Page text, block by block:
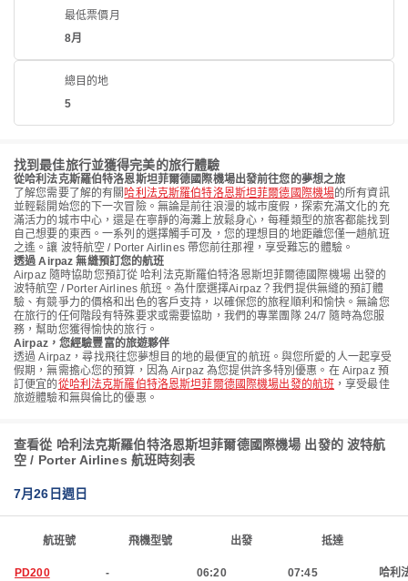
最低票價月
8月
總目的地
5
找到最佳旅行並獲得完美的旅行體驗
從哈利法克斯羅伯特洛恩斯坦菲爾德國際機場出發前往您的夢想之旅
了解您需要了解的有關哈利法克斯羅伯特洛恩斯坦菲爾德國際機場的所有資訊
並輕鬆開始您的下一次冒險。無論是前往浪漫的城市度假，探索充滿文化的充
滿活力的城市中心，還是在寧靜的海灘上放鬆身心，每種類型的旅客都能找到
自己想要的東西。一系列的選擇觸手可及，您的理想目的地距離您僅一趟航班
之遙。讓 波特航空 / Porter Airlines 帶您前往那裡，享受難忘的體驗。
透過 Airpaz 無縫預訂您的航班
Airpaz 隨時協助您預訂從 哈利法克斯羅伯特洛恩斯坦菲爾德國際機場 出發的
波特航空 / Porter Airlines 航班。為什麼選擇Airpaz？我們提供無縫的預訂體
驗、有競爭力的價格和出色的客戶支持，以確保您的旅程順利和愉快。無論您
在旅行的任何階段有特殊要求或需要協助，我們的專業團隊 24/7 隨時為您服
務，幫助您獲得愉快的旅行。
Airpaz，您經驗豐富的旅遊夥伴
透過 Airpaz，尋找飛往您夢想目的地的最便宜的航班。與您所愛的人一起享受
假期，無需擔心您的預算，因為 Airpaz 為您提供許多特別優惠。在 Airpaz 預
訂便宜的從哈利法克斯羅伯特洛恩斯坦菲爾德國際機場出發的航班 ，享受最佳
旅遊體驗和無與倫比的優惠。
查看從 哈利法克斯羅伯特洛恩斯坦菲爾德國際機場 出發的 波特航
空 / Porter Airlines 航班時刻表
7月26日週日
航班號 飛機型號 出發 抵達
PD200 - 06:20 07:45 哈利